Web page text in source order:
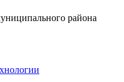
района